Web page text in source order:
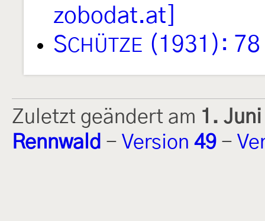
zobodat.at]
SCHÜTZE (1931): 78
Zuletzt geändert am 1.
Rennwald - Version 49 -